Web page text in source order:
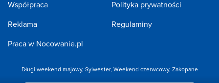
Współpraca
Reklama
Praca w Nocowanie.pl
Polityka prywatności
Regulaminy
Długi weekend majowy, Sylwester, Weekend czerwcowy, Zakopane